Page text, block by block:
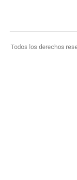
Todos los derechos